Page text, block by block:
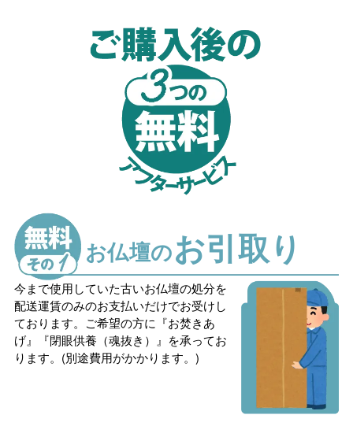
お仏壇のお引取り
今まで使用していた古いお仏壇の処分を
配送運賃のみのお支払いだけでお受けし
ております。ご希望の方に『お焚きあ
げ』『閉眼供養（魂抜き）』を承ってお
ります。(別途費用がかかります。)